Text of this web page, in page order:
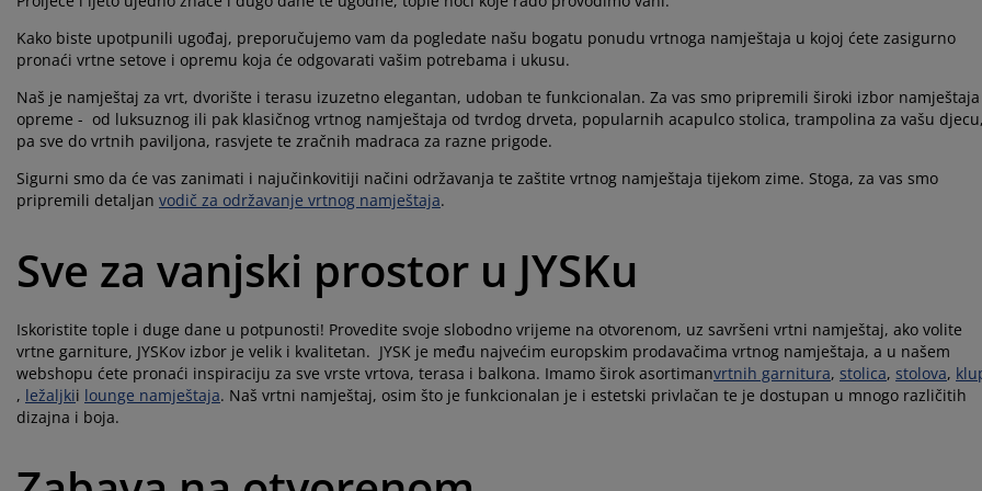
Kako biste upotpunili ugođaj, preporučujemo vam da pogledate našu bogatu ponudu vrtnoga namještaja u kojoj ćete zasigurno
pronaći vrtne setove i opremu koja će odgovarati vašim potrebama i ukusu.
Naš je namještaj za vrt, dvorište i terasu izuzetno elegantan, udoban te funkcionalan. Za vas smo pripremili široki izbor
opreme - od luksuznog ili pak klasičnog vrtnog namještaja od tvrdog drveta, popularnih acapulco stolica, trampolina za vašu djecu,
pa sve do vrtnih paviljona, rasvjete te zračnih madraca za razne prigode.
Sigurni smo da će vas zanimati i najučinkovitiji načini održavanja te zaštite vrtnog namještaja tijekom zime. Stoga, za vas smo
pripremili detaljan vodič za održavanje vrtnog namještaja.
Sve za vanjski prostor u JYSKu
Iskoristite tople i duge dane u potpunosti! Provedite svoje slobodno vrijeme na otvorenom, uz savršeni vrtni namještaj, ako volite
vrtne garniture, JYSKov izbor je velik i kvalitetan. JYSK je među najvećim europskim prodavačima vrtnog namještaja, a u našem
webshopu ćete pronaći inspiraciju za sve vrste vrtova, terasa i balkona. Imamo širok asortimanvrtnih garnitura, stolica, stolova,
, ležaljkii lounge namještaja. Naš vrtni namještaj, osim što je funkcionalan je i estetski privlačan te je dostupan u mnogo različitih
dizajna i boja.